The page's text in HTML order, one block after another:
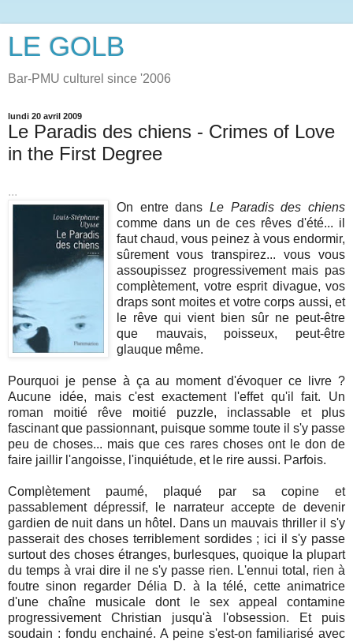
LE GOLB
Bar-PMU culturel since '2006
lundi 20 avril 2009
Le Paradis des chiens - Crimes of Love
in the First Degree
...
On entre dans Le Paradis des chiens
comme dans un de ces rêves d'été... il
faut chaud, vous peinez à vous endormir,
sûrement vous transpirez... vous vous
assoupissez progressivement mais pas
complètement, votre esprit divague, vos
draps sont moites et votre corps aussi, et
le rêve qui vient bien sûr ne peut-être
que mauvais, poisseux, peut-être
glauque même.
Pourquoi je pense à ça au moment d'évoquer ce livre ?
Aucune idée, mais c'est exactement l'effet qu'il fait. Un
roman moitié rêve moitié puzzle, inclassable et plus
fascinant que passionnant, puisque somme toute il s'y passe
peu de choses... mais que ces rares choses ont le don de
faire jaillir l'angoisse, l'inquiétude, et le rire aussi. Parfois.
Complètement paumé, plaqué par sa copine et
passablement dépressif, le narrateur accepte de devenir
gardien de nuit dans un hôtel. Dans un mauvais thriller il s'y
passerait des choses terriblement sordides ; ici il s'y passe
surtout des choses étranges, burlesques, quoique la plupart
du temps à vrai dire il ne s'y passe rien. L'ennui total, rien à
foutre sinon regarder Délia D. à la télé, cette animatrice
d'une chaîne musicale dont le sex appeal contamine
progressivement Christian jusqu'à l'obsession. Et puis
soudain : fondu enchainé. A peine s'est-on familiarisé avec